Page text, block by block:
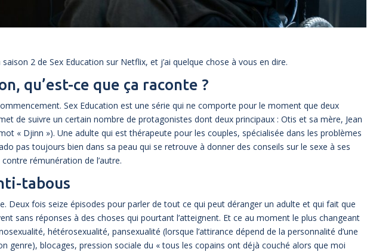
2 de Sex Education sur Netflix, et j’ai quelque chose à vous en dire.
qu’est-ce que ça raconte ?
Sex Education est une série qui ne comporte pour le moment que deux
de suivre un certain nombre de protagonistes dont deux principaux : Otis et sa mère, Jean
« Djinn »). Une adulte qui est thérapeute pour les couples, spécialisée dans les problèmes
pas toujours bien dans sa peau qui se retrouve à donner des conseils sur le sexe à ses
rémunération de l’autre.
tabous
Deux fois seize épisodes pour parler de tout ce qui peut déranger un adulte et qui fait que
sans réponses à des choses qui pourtant l’atteignent. Et ce au moment le plus changeant
hétérosexualité, pansexualité (lorsque l’attirance dépend de la personnalité d’une
genre), blocages, pression sociale du « tous les copains ont déjà couché alors que moi